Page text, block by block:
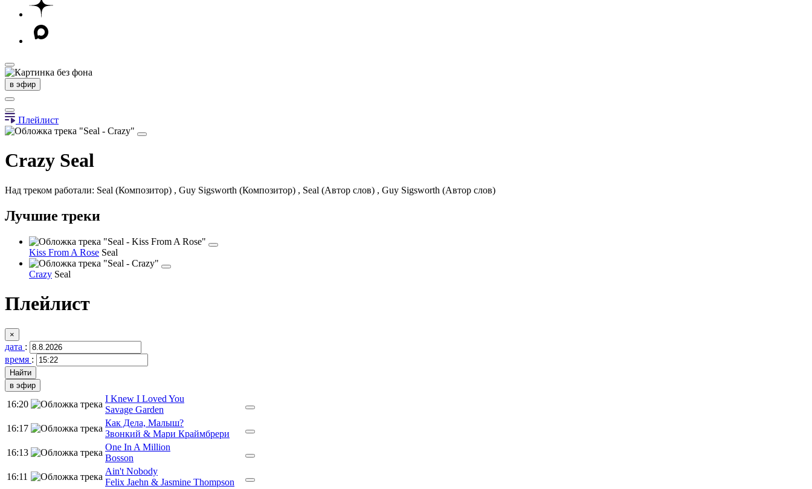
в эфир
Плейлист
Crazy Seal
Над треком работали: Seal (Композитор) , Guy Sigsworth (Композитор) , Seal (Автор слов) , Guy Sigsworth (Автор слов)
Лучшие треки
Kiss From A Rose Seal
Crazy Seal
Плейлист
×
дата :
время :
в эфир
16:20
I Knew I Loved You
Savage Garden
16:17
Как Дела, Малыш?
Звонкий & Мари Краймбрери
16:13
One In A Million
Bosson
16:11
Ain't Nobody
Felix Jaehn & Jasmine Thompson